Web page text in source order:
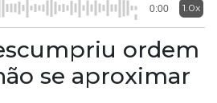
0:00 1.0x
ordem
se aproximar